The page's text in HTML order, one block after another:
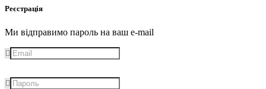
Реєстрація
Ми відправимо пароль на ваш e-mail